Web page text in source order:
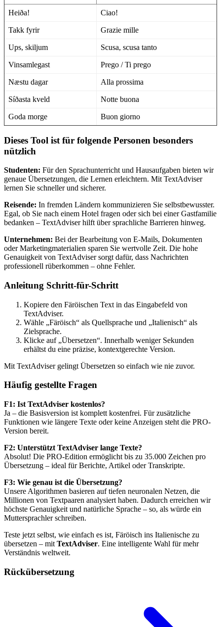
Heiða! Ciao!
Takk fyrir Grazie mille
Ups, skiljum Scusa, scusa tanto
Vinsamlegast Prego / Ti prego
Næstu dagar Alla prossima
Síðasta kveld Notte buona
Goda morge Buon giorno
Dieses Tool ist für folgende Personen besonders
nützlich
Studenten: Für den Sprachunterricht und Hausaufgaben bieten wir
genaue Übersetzungen, die Lernen erleichtern. Mit TextAdviser
lernen Sie schneller und sicherer.
Reisende: In fremden Ländern kommunizieren Sie selbstbewusster.
Egal, ob Sie nach einem Hotel fragen oder sich bei einer Gastfamilie
bedanken – TextAdviser hilft über sprachliche Barrieren hinweg.
Unternehmen: Bei der Bearbeitung von E-Mails, Dokumenten
oder Marketingmaterialien sparen Sie wertvolle Zeit. Die hohe
Genauigkeit von TextAdviser sorgt dafür, dass Nachrichten
professionell rüberkommen – ohne Fehler.
Anleitung Schritt-für-Schritt
Kopiere den Färöischen Text in das Eingabefeld von
TextAdviser.
Wähle „Färöisch“ als Quellsprache und „Italienisch“ als
Zielsprache.
Klicke auf „Übersetzen“. Innerhalb weniger Sekunden
erhältst du eine präzise, kontextgerechte Version.
Mit TextAdviser gelingt Übersetzen so einfach wie nie zuvor.
Häufig gestellte Fragen
F1: Ist TextAdviser kostenlos?
Ja – die Basisversion ist komplett kostenfrei. Für zusätzliche
Funktionen wie längere Texte oder keine Anzeigen steht die PRO-
Version bereit.
F2: Unterstützt TextAdviser lange Texte?
Absolut! Die PRO-Edition ermöglicht bis zu 35.000 Zeichen pro
Übersetzung – ideal für Berichte, Artikel oder Transkripte.
F3: Wie genau ist die Übersetzung?
Unsere Algorithmen basieren auf tiefen neuronalen Netzen, die
Millionen von Textpaaren analysiert haben. Dadurch erreichen wir
höchste Genauigkeit und natürliche Sprache – so, als würde ein
Muttersprachler schreiben.
Teste jetzt selbst, wie einfach es ist, Färöisch ins Italienische zu
übersetzen – mit TextAdviser. Eine intelligente Wahl für mehr
Verständnis weltweit.
Rückübersetzung